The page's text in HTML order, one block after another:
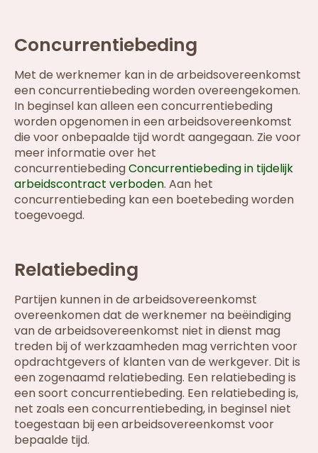
Concurrentiebeding
Met de werknemer kan in de arbeidsovereenkomst
een concurrentiebeding worden overeengekomen.
In beginsel kan alleen een concurrentiebeding
worden opgenomen in een arbeidsovereenkomst
die voor onbepaalde tijd wordt aangegaan. Zie voor
meer informatie over het
concurrentiebedingConcurrentiebeding in tijdelijk
arbeidscontract verboden. Aan het
concurrentiebeding kan een boetebeding worden
toegevoegd.
Relatiebeding
Partijen kunnen in de arbeidsovereenkomst
overeenkomen dat de werknemer na beëindiging
van de arbeidsovereenkomst niet in dienst mag
treden bij of werkzaamheden mag verrichten voor
opdrachtgevers of klanten van de werkgever. Dit is
een zogenaamd relatiebeding. Een relatiebeding is
een soort concurrentiebeding. Een relatiebeding is,
net zoals een concurrentiebeding, in beginsel niet
toegestaan bij een arbeidsovereenkomst voor
bepaalde tijd.